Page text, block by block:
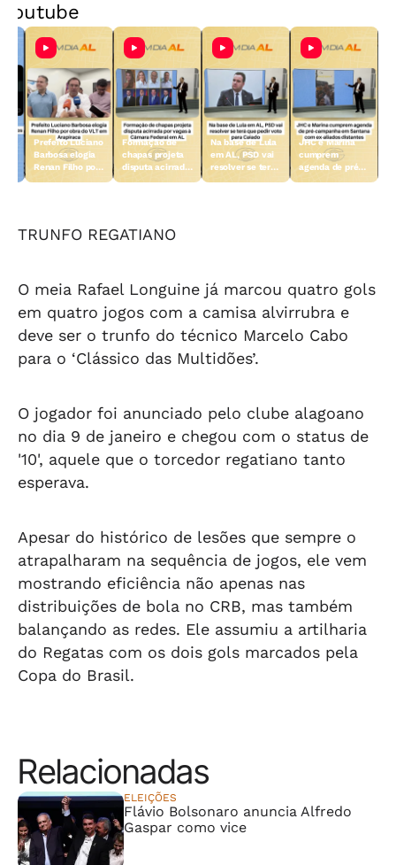
Prefeito Luciano
Barbosa elogia
Renan Filho por
Formação de
chapas projeta
disputa acirrada
Na base de Lula
em AL, PSD vai
resolver se terá
JHC e Marina
cumprem
agenda de pré-
TRUNFO REGATIANO
O meia Rafael Longuine já marcou quatro gols
em quatro jogos com a camisa alvirrubra e
deve ser o trunfo do técnico Marcelo Cabo
para o ‘Clássico das Multidões’.
O jogador foi anunciado pelo clube alagoano
no dia 9 de janeiro e chegou com o status de
'10', aquele que o torcedor regatiano tanto
esperava.
Apesar do histórico de lesões que sempre o
atrapalharam na sequência de jogos, ele vem
mostrando eficiência não apenas nas
distribuições de bola no CRB, mas também
balançando as redes. Ele assumiu a artilharia
do Regatas com os dois gols marcados pela
Copa do Brasil.
Relacionadas
ELEIÇÕES
Flávio Bolsonaro anuncia Alfredo
Gaspar como vice